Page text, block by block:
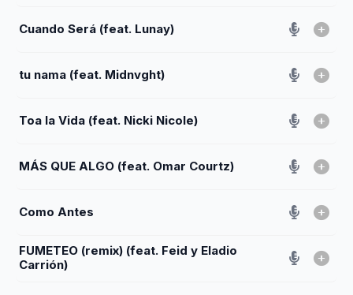
Cuando Será (feat. Lunay)
tu nama (feat. Midnvght)
Toa la Vida (feat. Nicki Nicole)
MÁS QUE ALGO (feat. Omar Courtz)
Como Antes
FUMETEO (remix) (feat. Feid y Eladio
Carrión)